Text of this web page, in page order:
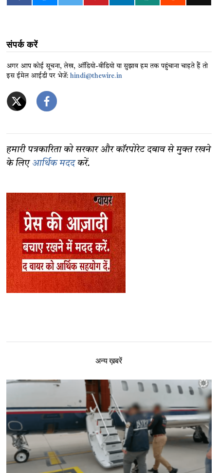
संपर्क करें
अगर आप कोई सूचना, लेख, ऑडियो-वीडियो या सुझाव हम तक पहुंचाना चाहते हैं तो
इस ईमेल आईडी पर भेजें:hindi@thewire.in
हमारी पत्रकारिता को सरकार और कॉरपोरेट दबाव से मुक्त रखने
के लिए आर्थिक मददकरें.
अन्य ख़बरें